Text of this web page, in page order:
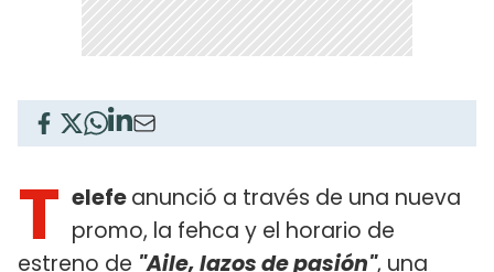
T elefeanunció a través de una nueva
promo, la fehca y el horario de
estreno de "Aile, lazos de pasión", una